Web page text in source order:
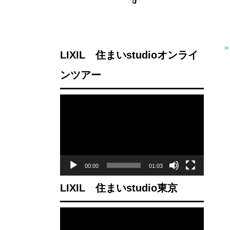
«
LIXIL 住まいstudioオンライ
ンツアー
ヤ
ー
00:00 01:03
LIXIL 住まいstudio東京